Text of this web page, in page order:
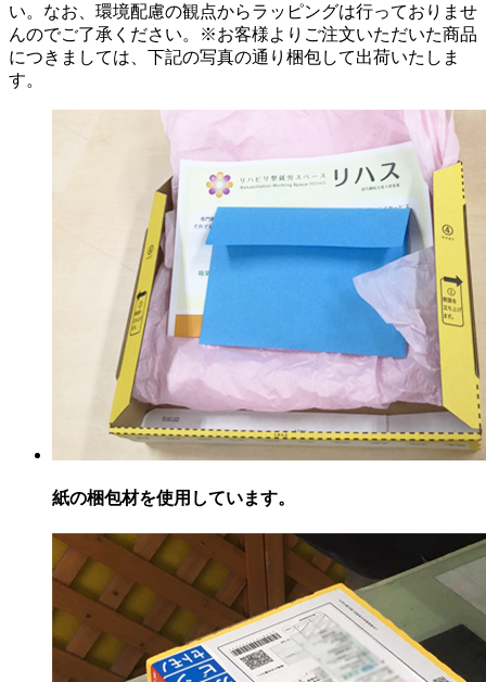
い。 なお、環境配慮の観点からラッピングは行っておりませ
んのでご了承ください。
※お客様よりご注文いただいた商品
につきましては、下記の写真の通り梱包して出荷いたしま
す。
紙の梱包材を使用しています。